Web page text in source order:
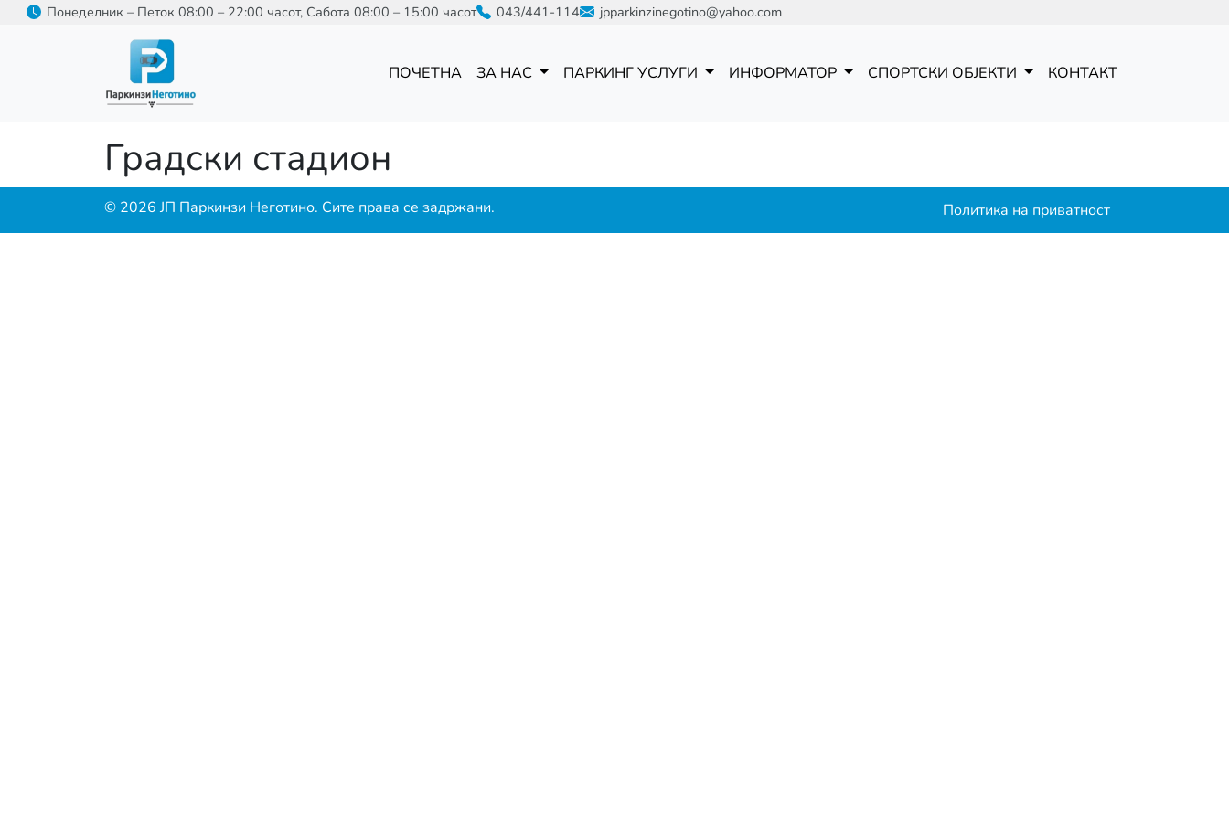
Skip to main content
Понеделник – Петок 08:00 – 22:00 часот, Сабота 08:00 – 15:00 часот 043/441-114 jpparkinzinegotino@yahoo.com
ПОЧЕТНА ЗА НАС ПАРКИНГ УСЛУГИ ИНФОРМАТОР СПОРТСКИ ОБЈЕКТИ КОНТАКТ
Градски стадион
© 2026 ЈП Паркинзи Неготино. Сите права се задржани. Политика на приватност